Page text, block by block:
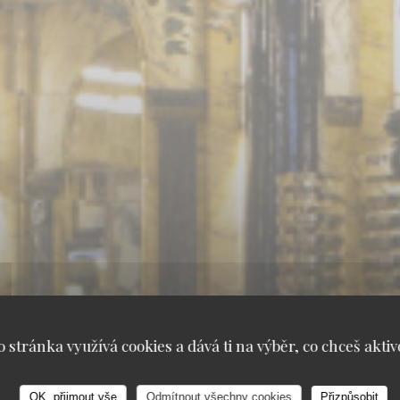
stránka využívá cookies a dává ti na výběr, co chceš
OK, přijmout vše Odmítnout všechny cookies Přizpůsobit